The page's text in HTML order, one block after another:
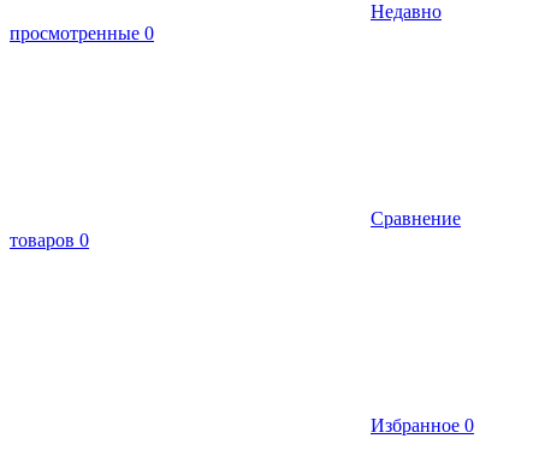
Недавно
просмотренные 0
Сравнение
товаров 0
Избранное 0